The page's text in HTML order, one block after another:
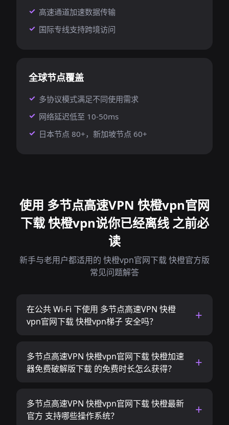
高速通道加速数据传输
国际专线支持跨境访问
全球节点覆盖
多协议模式满足不同使用需求
网络延迟低至 10-50ms
日本节点 80+，新加坡节点 60+
使用 多节点高速VPN 快橙vpn官网
下载 快橙vpn说你已经离线 之前必
读
新手与老用户都适用的 快橙vpn官网下载 快橙官方版
常见问题解答
在公共 Wi-Fi 下使用 多节点高速VPN 快橙
vpn官网下载 快橙vpn梯子 安全吗？
多节点高速VPN 快橙vpn官网下载 快橙加速
器免费破解版下载 的免费时长怎么获得？
多节点高速VPN 快橙vpn官网下载 快橙最新
官方 支持哪些操作系统？